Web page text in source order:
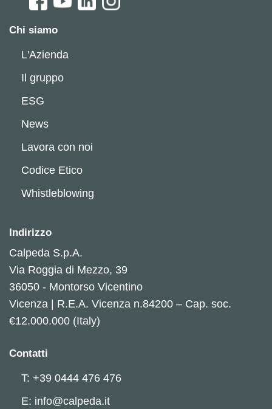
Chi siamo
L'Azienda
Il gruppo
ESG
News
Lavora con noi
Codice Etico
Whistleblowing
Indirizzo
Calpeda S.p.A.
Via Roggia di Mezzo, 39
36050 - Montorso Vicentino
Vicenza | R.E.A. Vicenza n.84200 – Cap. soc.
€12.000.000 (Italy)
Contatti
T: +39 0444 476 476
E: info@calpeda.it